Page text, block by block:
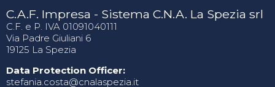
C.A.F. Impresa - Sistema C.N.A. La Spezia srl
C.F. e P. IVA 01091040111
Via Padre Giuliani 6
19125 La Spezia
Data Protection Officer:
stefania.costa@cnalaspezia.it